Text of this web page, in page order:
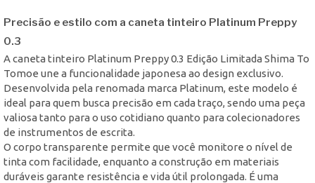
Precisão e estilo com a caneta tinteiro Platinum Preppy
0.3
A caneta tinteiro Platinum Preppy 0.3 Edição Limitada Shima To
Tomoe une a funcionalidade japonesa ao design exclusivo.
Desenvolvida pela renomada marca Platinum, este modelo é
ideal para quem busca precisão em cada traço, sendo uma peça
valiosa tanto para o uso cotidiano quanto para colecionadores
de instrumentos de escrita.
O corpo transparente permite que você monitore o nível de
tinta com facilidade, enquanto a construção em materiais
duráveis garante resistência e vida útil prolongada. É uma